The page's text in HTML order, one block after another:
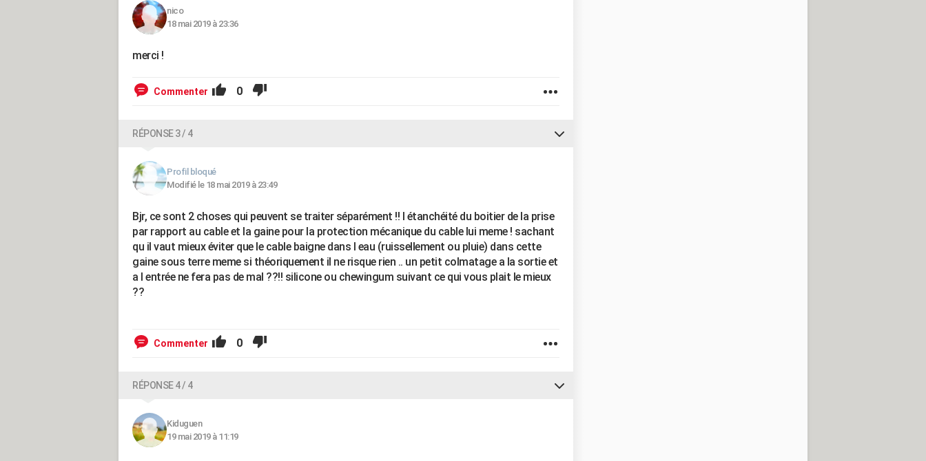
nico
18 mai 2019 à 23:36
merci !
Commenter 0
RÉPONSE 3 / 4
Profil bloqué
Modifié le 18 mai 2019 à 23:49
Bjr, ce sont 2 choses qui peuvent se traiter séparément !! l étanchéité du boitier de la prise
par rapport au cable et la gaine pour la protection mécanique du cable lui meme ! sachant
qu il vaut mieux éviter que le cable baigne dans l eau (ruissellement ou pluie) dans cette
gaine sous terre meme si théoriquement il ne risque rien .. un petit colmatage a la sortie et
a l entrée ne fera pas de mal ??!! silicone ou chewingum suivant ce qui vous plait le mieux
??
Commenter 0
RÉPONSE 4 / 4
Kiduguen
19 mai 2019 à 11:19